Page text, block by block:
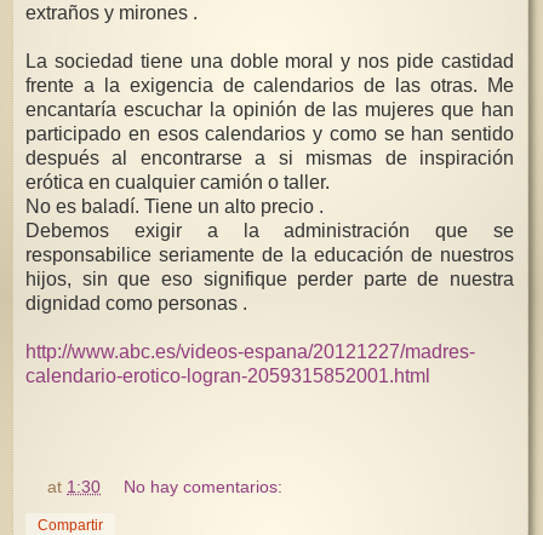
extraños y mirones .
La sociedad tiene una doble moral y nos pide castidad
frente a la exigencia de calendarios de las otras. Me
encantaría escuchar la opinión de las mujeres que han
participado en esos calendarios y como se han sentido
después al encontrarse a si mismas de inspiración
erótica en cualquier camión o taller.
No es baladí. Tiene un alto precio .
Debemos exigir a la administración que se
responsabilice seriamente de la educación de nuestros
hijos, sin que eso signifique perder parte de nuestra
dignidad como personas .
http://www.abc.es/videos-espana/20121227/madres-
calendario-erotico-logran-2059315852001.html
at 1:30 No hay comentarios:
Compartir